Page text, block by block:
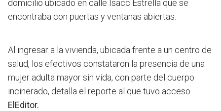
domicilio ubicado en calle Isacc Estrella que se
encontraba con puertas y ventanas abiertas.
Al ingresar a la vivienda, ubicada frente a un centro de
salud, los efectivos constataron la presencia de una
mujer adulta mayor sin vida, con parte del cuerpo
incinerado, detalla el reporte al que tuvo acceso
ElEditor.